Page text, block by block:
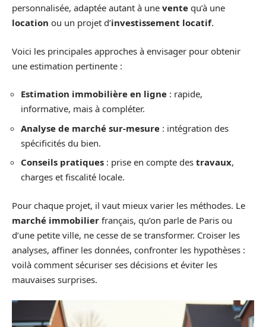
personnalisée, adaptée autant à une vente qu’à une
location ou un projet d’investissement locatif.
Voici les principales approches à envisager pour obtenir
une estimation pertinente :
Estimation immobilière en ligne : rapide,
informative, mais à compléter.
Analyse de marché sur-mesure : intégration des
spécificités du bien.
Conseils pratiques : prise en compte des travaux,
charges et fiscalité locale.
Pour chaque projet, il vaut mieux varier les méthodes. Le
marché immobilier français, qu’on parle de Paris ou
d’une petite ville, ne cesse de se transformer. Croiser les
analyses, affiner les données, confronter les hypothèses :
voilà comment sécuriser ses décisions et éviter les
mauvaises surprises.